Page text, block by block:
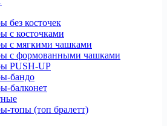
без косточек
с косточками
с мягкими чашками
с формованными чашками
PUSH-UP
бандо
балконет
топы (топ бралетт)